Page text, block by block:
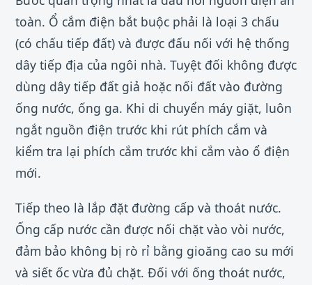
toàn. Ổ cắm điện bắt buộc phải là loại 3 chấu
(có chấu tiếp đất) và được đấu nối với hệ thống
dây tiếp địa của ngôi nhà. Tuyệt đối không được
dùng dây tiếp đất giả hoặc nối đất vào đường
ống nước, ống ga. Khi di chuyển máy giặt, luôn
ngắt nguồn điện trước khi rút phích cắm và
kiểm tra lại phích cắm trước khi cắm vào ổ điện
mới.
Tiếp theo là lắp đặt đường cấp và thoát nước.
Ống cấp nước cần được nối chặt vào vòi nước,
đảm bảo không bị rò rỉ bằng gioăng cao su mới
và siết ốc vừa đủ chặt. Đối với ống thoát nước,